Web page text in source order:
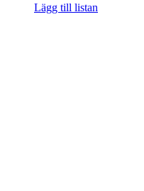
Lägg till listan